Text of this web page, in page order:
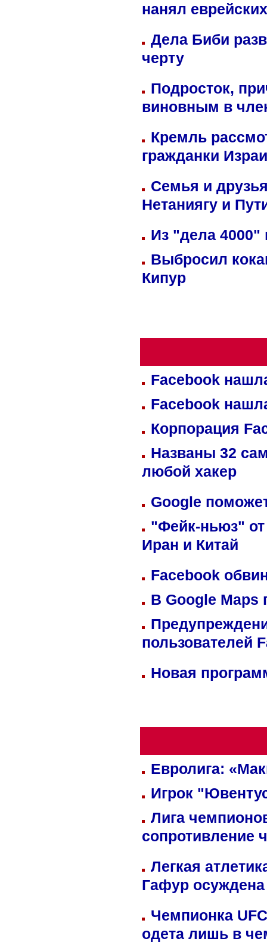
нанял
Дела Биби
черту
Подросток,
виновным в
Кремль
гражданки
Семья и
Нетаниягу и
Из "дела 4000"
Выбросил
Кипур
Facebook
Facebook
Корпорация
Названы 32
любой хакер
Google
"Фейк-ньюз" от
Иран и Китай
Facebook
В Google Maps
пользователей
Новая
Евролига:
Игрок
Лига
сопротивление
Легкая
Гафур осуждена
Чемпионка